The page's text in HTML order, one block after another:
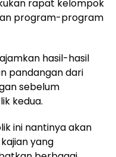
rapat kelompok
program-program
hasil-hasil
pandangan dari
sebelum
kedua.
ini nantinya akan
yang